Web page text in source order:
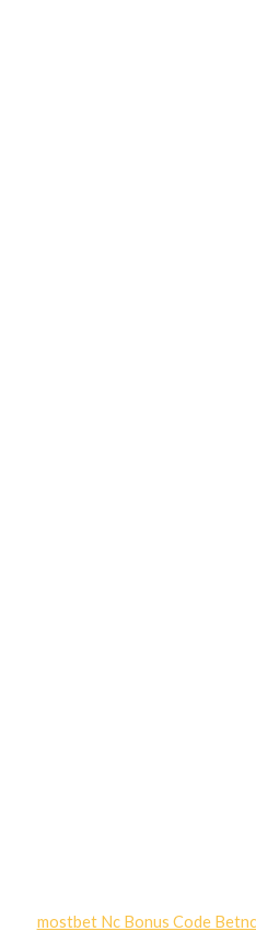
"mostbet Nc Bonus Code